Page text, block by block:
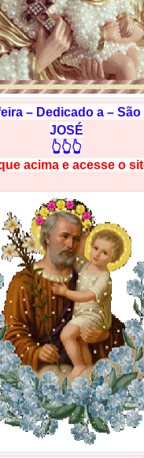
– Dedicado a –
JOSÉ
👆👆👆
acima e acesse o